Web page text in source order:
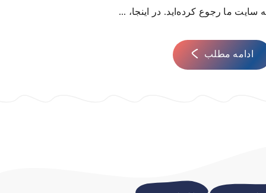
سایت ما رجوع کرده‌اید. در اینجا، ...
ادامه مطلب